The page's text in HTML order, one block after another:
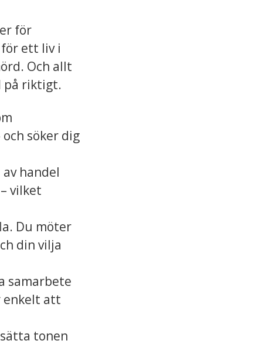
för
ett liv i
Och allt
på riktigt.
söker dig
handel
vilket
Du möter
din vilja
samarbete
enkelt att
tonen